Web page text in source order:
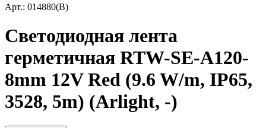
Арт.: 014880(B)
Светодиодная лента
герметичная RTW-SE-A120-
8mm 12V Red (9.6 W/m, IP65,
3528, 5m) (Arlight, -)